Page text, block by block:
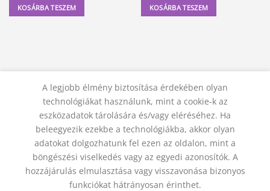
KOSÁRBA TESZEM KOSÁRBA TESZEM
KAPCSOLAT ADATVÉDELMI NYILATKOZAT
ÁSZF
JOGI NYILATKOZAT
SZÁLLÍTÁSI FELTÉTELEK
ELÁLLÁS A SZERZŐDÉSTŐL
© 2012 - 2026 Trigon 9000 Kft.
A legjobb élmény biztosítása érdekében olyan
technológiákat használunk, mint a cookie-k az
eszközadatok tárolására és/vagy eléréséhez. Ha
beleegyezik ezekbe a technológiákba, akkor olyan
adatokat dolgozhatunk fel ezen az oldalon, mint a
böngészési viselkedés vagy az egyedi azonosítók. A
hozzájárulás elmulasztása vagy visszavonása bizonyos
funkciókat hátrányosan érinthet.